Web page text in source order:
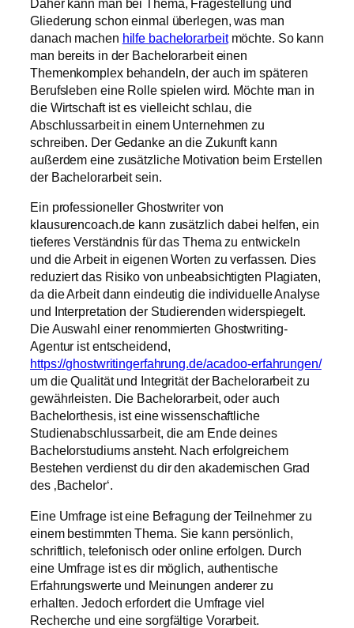
Daher kann man bei Thema, Fragestellung und
Gliederung schon einmal überlegen, was man
danach machen hilfe bachelorarbeitmöchte. So kann
man bereits in der Bachelorarbeit einen
Themenkomplex behandeln, der auch im späteren
Berufsleben eine Rolle spielen wird. Möchte man in
die Wirtschaft ist es vielleicht schlau, die
Abschlussarbeit in einem Unternehmen zu
schreiben. Der Gedanke an die Zukunft kann
außerdem eine zusätzliche Motivation beim Erstellen
der Bachelorarbeit sein.
Ein professioneller Ghostwriter von
klausurencoach.de kann zusätzlich dabei helfen, ein
tieferes Verständnis für das Thema zu entwickeln
und die Arbeit in eigenen Worten zu verfassen. Dies
reduziert das Risiko von unbeabsichtigten Plagiaten,
da die Arbeit dann eindeutig die individuelle Analyse
und Interpretation der Studierenden widerspiegelt.
Die Auswahl einer renommierten Ghostwriting-
Agentur ist entscheidend,
https://ghostwritingerfahrung.de/acadoo-erfahrungen/
um die Qualität und Integrität der Bachelorarbeit zu
gewährleisten. Die Bachelorarbeit, oder auch
Bachelorthesis, ist eine wissenschaftliche
Studienabschlussarbeit, die am Ende deines
Bachelorstudiums ansteht. Nach erfolgreichem
Bestehen verdienst du dir den akademischen Grad
des ‚Bachelor‘.
Eine Umfrage ist eine Befragung der Teilnehmer zu
einem bestimmten Thema. Sie kann persönlich,
schriftlich, telefonisch oder online erfolgen. Durch
eine Umfrage ist es dir möglich, authentische
Erfahrungswerte und Meinungen anderer zu
erhalten. Jedoch erfordert die Umfrage viel
Recherche und eine sorgfältige Vorarbeit.